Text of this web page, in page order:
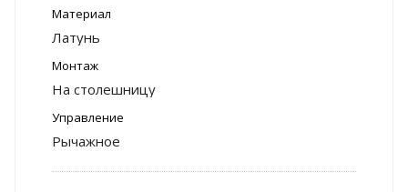
Материал
Латунь
Монтаж
На столешницу
Управление
Рычажное